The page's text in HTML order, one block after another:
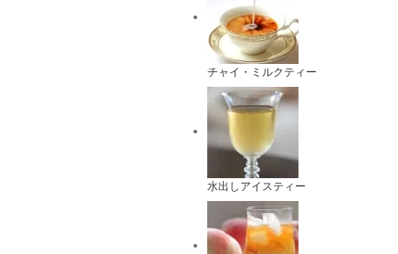
チャイ・ミルクティー
水出しアイスティー